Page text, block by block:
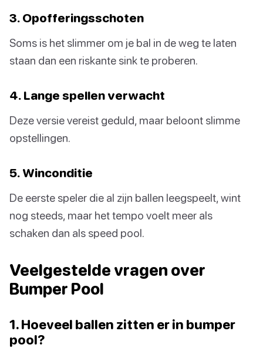
3. Opofferingsschoten
Soms is het slimmer om je bal in de weg te laten
staan dan een riskante sink te proberen.
4. Lange spellen verwacht
Deze versie vereist geduld, maar beloont slimme
opstellingen.
5. Winconditie
De eerste speler die al zijn ballen leegspeelt, wint
nog steeds, maar het tempo voelt meer als
schaken dan als speed pool.
Veelgestelde vragen over
Bumper Pool
1. Hoeveel ballen zitten er in bumper
pool?